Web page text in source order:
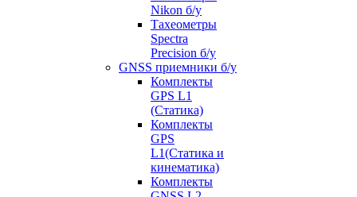
Nikon б/у
Тахеометры
Spectra
Precision б/у
GNSS приемники б/у
Комплекты
GPS L1
(Статика)
Комплекты
GPS
L1(Статика и
кинематика)
Комплекты